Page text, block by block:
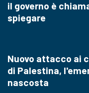
il governo è
spiegare
Nuovo attacco ai
di Palestina,
nascosta